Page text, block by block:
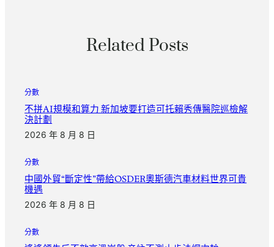
Related Posts
分數
不拼AI規模和算力 新加坡要打造可托賴秀傳醫院巡檢解
決計劃
2026 年 8 月 8 日
分數
中國外貿“斷定性”帶給OSDER奧斯德汽車材料世界可貴
機遇
2026 年 8 月 8 日
分數